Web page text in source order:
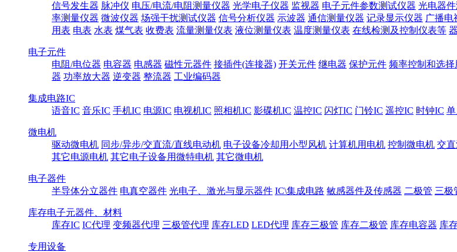
信号发生器 脉冲仪 电压/电流/电阻测量仪器 光学电子仪器 监视器 电子元件参数测试仪器 光电器
率测量仪器 微波仪器 场强干扰测试仪器 信号分析仪器 示波器 通信测量仪器 记录显示仪器 广播电
用表 电表 水表 煤气表 收费表 流量测量仪表 液位测量仪表 温度测量仪表 在线检测及控制仪表等
电子元件
电阻/电位器 电容器 电感器 磁性元器件 接插件(连接器) 开关元件 继电器 保护元件 频率控制和选择
器 功率放大器 逆变器 整流器 工业编码器
集成电路IC
语音IC 音乐IC 手机IC 电源IC 电视机IC 照相机IC 影碟机IC 温控IC 闪灯IC 门铃IC 遥控IC 时钟IC
微电机
驱动微电机 同步/异步/交直流/直线电动机 电子设备冷却用小型风机 计算机用电机 控制微电机 交
其它电源电机 其它电子设备用微特电机 其它微电机
电子器件
半导体分立器件 电真空器件 光电子、激光与显示器件 IC\集成电路 敏感器件及传感器 二极管 三极
库存电子元器件、材料
库存IC IC代理 变频器代理 三极管代理 库存LED LED代理 库存三极管 库存二极管 库存电容器 库
专用设备